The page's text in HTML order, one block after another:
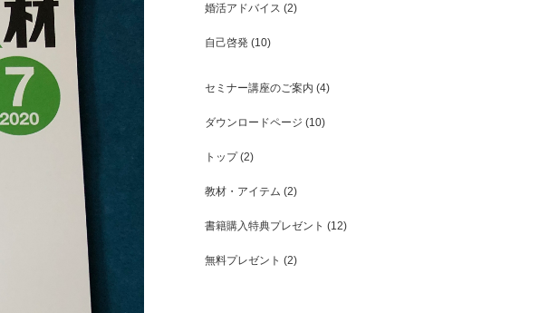
婚活アドバイス (2)
自己啓発 (10)
セミナー講座のご案内 (4)
ダウンロードページ (10)
トップ(2)
教材・アイテム (2)
書籍購入特典プレゼント (12)
無料プレゼント (2)